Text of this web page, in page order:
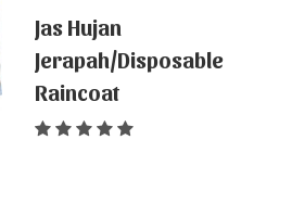
Jas Hujan
Jerapah/Disposable
Raincoat